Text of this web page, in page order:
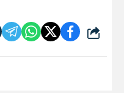
شارك